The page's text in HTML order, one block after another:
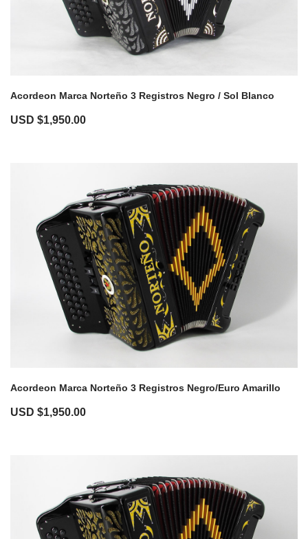
Acordeon Marca Norteño 3 Registros Negro / Sol Blanco
USD $1,950.00
Acordeon Marca Norteño 3 Registros Negro/Euro Amarillo
USD $1,950.00